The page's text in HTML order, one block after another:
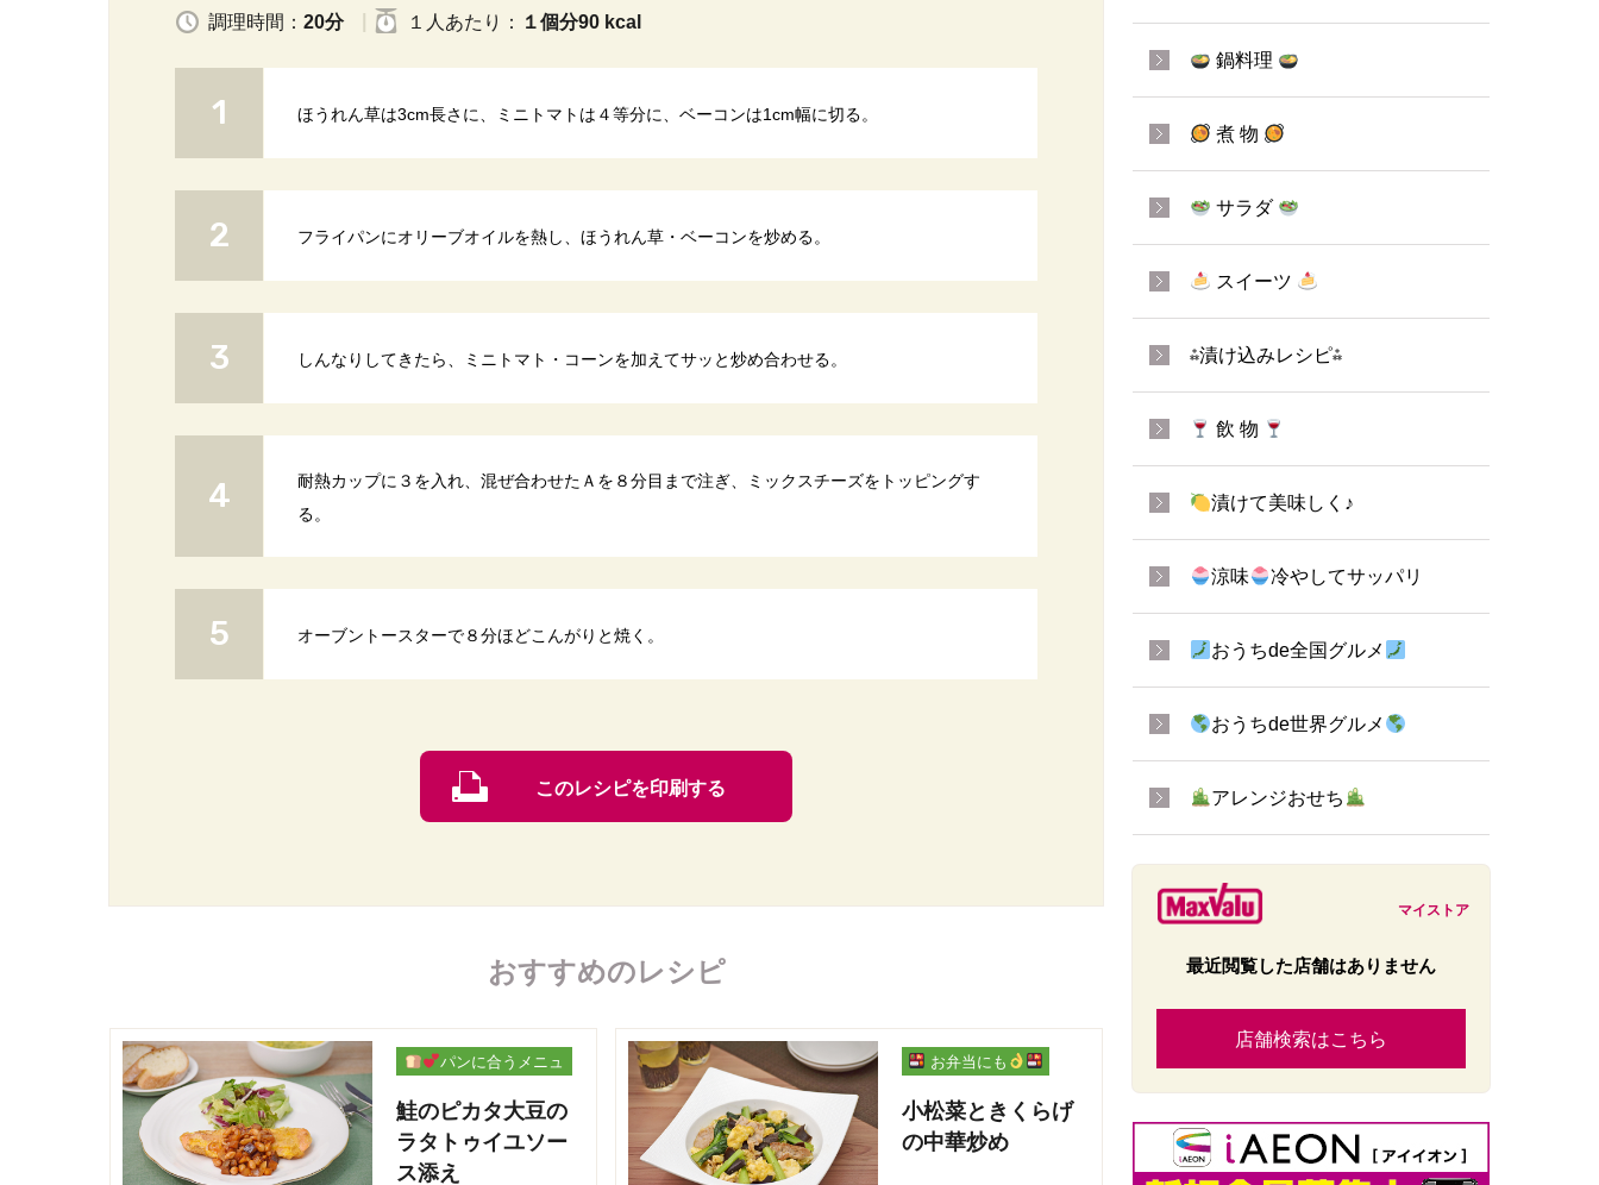
調理時間： 20分 １人 あたり ： １個分90 kcal
ほうれん草は3cm長さに、ミニトマトは４等分に、ベーコンは1cm幅に切る。
フライパンにオリーブオイルを熱し、ほうれん草・ベーコンを炒める。
しんなりしてきたら、ミニトマト・コーンを加えてサッと炒め合わせる。
耐熱カップに３を入れ、混ぜ合わせたＡを８分目まで注ぎ、ミックスチーズをトッピングす
る。
オーブントースターで８分ほどこんがりと焼く。
このレシピを印刷する
おすすめのレシピ
パンに合うメニュ
鮭のピカタ大豆の
ラタトゥイユソー
ス添え
お弁当にも
小松菜ときくらげ
の中華炒め
鍋料理
煮 物
サラダ
スイーツ
⁂漬け込みレシピ⁂
飲 物
漬けて美味しく♪
涼味 冷やしてサッパリ
おうちde全国グルメ
おうちde世界グルメ
アレンジおせち
マイストア
最近閲覧した店舗はありません
店舗検索はこちら